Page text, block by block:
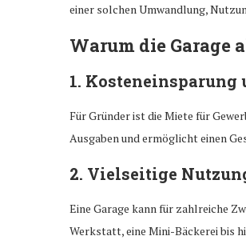
einer solchen Umwandlung,
Warum die Garage
1.
Für Gründer ist die Miete für
Ausgaben und ermöglicht einen
2. Vielseitige
Eine Garage kann für zahlreiche
Werkstatt, eine Mini-Bäckerei bis